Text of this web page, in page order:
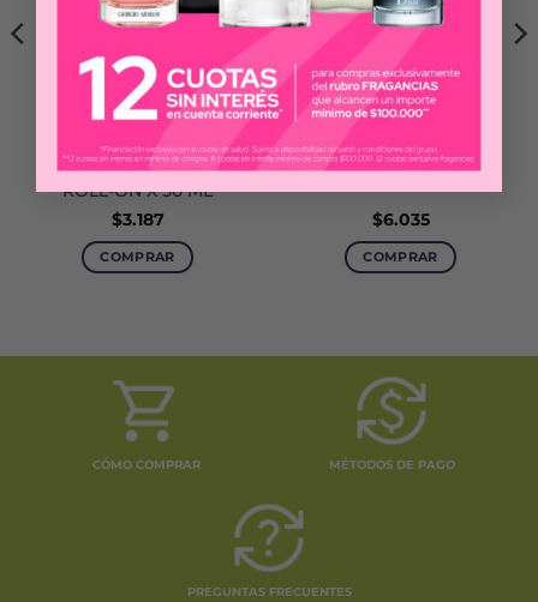
NIVEA
NIVEA MEN INVISIBLE
BLACK & WHITE
ORIGINAL
ANTITRANSPIRANTE
ROLL-ON X 50 ML
$3.187
COMPRAR
REXONA
REXONA EFFICIENT
ORIGINAL POLVO X 200
G
$6.035
COMPRAR
CÓMO COMPRAR MÉTODOS DE PAGO
PREGUNTAS FRECUENTES